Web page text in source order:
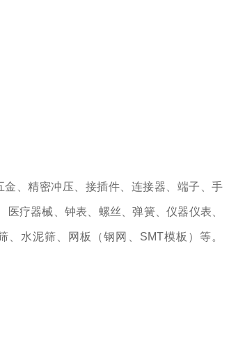
、精密冲压、接插件、连接器、端子、手
疗器械、钟表、螺丝、弹簧、仪器仪表、
水泥筛、网板（钢网、SMT模板）等。